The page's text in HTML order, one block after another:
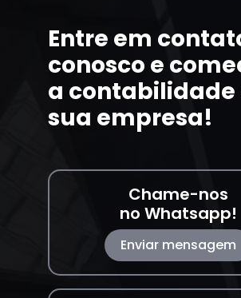
Entre em
conosco e
a contabilidade
sua empresa!
Chame-nos
no Whatsapp!
Enviar mensagem